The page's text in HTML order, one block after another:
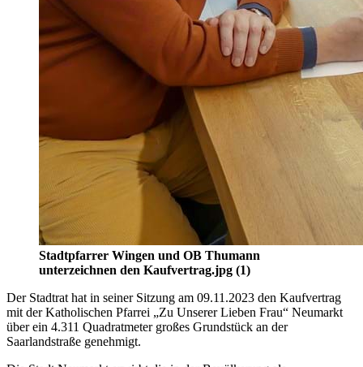
Stadtpfarrer Wingen und OB Thumann
unterzeichnen den Kaufvertrag.jpg (1)
Der Stadtrat hat in seiner Sitzung am 09.11.2023 den Kaufvertrag
mit der Katholischen Pfarrei „Zu Unserer Lieben Frau“ Neumarkt
über ein 4.311 Quadratmeter großes Grundstück an der
Saarlandstraße genehmigt.